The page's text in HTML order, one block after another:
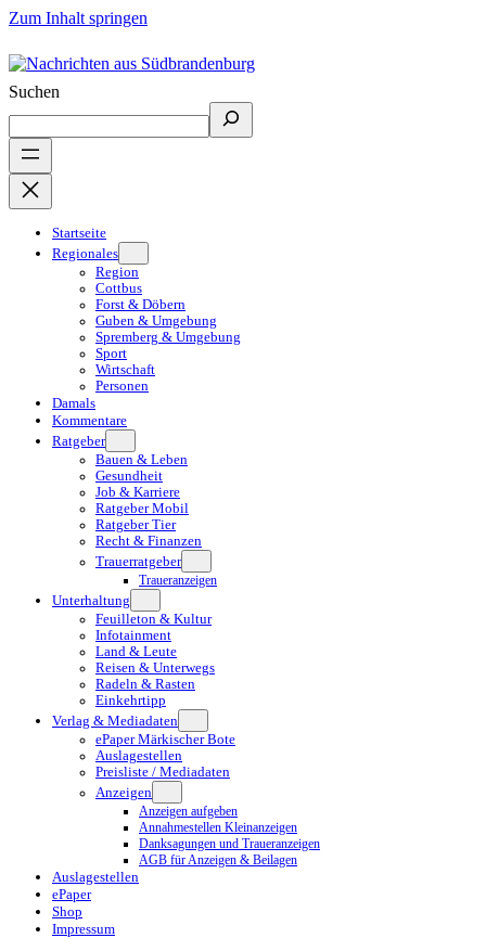
Zum Inhalt springen
Suchen
Startseite
Regionales
Region
Cottbus
Forst & Döbern
Guben & Umgebung
Spremberg & Umgebung
Sport
Wirtschaft
Personen
Damals
Kommentare
Ratgeber
Bauen & Leben
Gesundheit
Job & Karriere
Ratgeber Mobil
Ratgeber Tier
Recht & Finanzen
Trauerratgeber
Traueranzeigen
Unterhaltung
Feuilleton & Kultur
Infotainment
Land & Leute
Reisen & Unterwegs
Radeln & Rasten
Einkehrtipp
Verlag & Mediadaten
ePaper Märkischer Bote
Auslagestellen
Preisliste / Mediadaten
Anzeigen
Anzeigen aufgeben
Annahmestellen Kleinanzeigen
Danksagungen und Traueranzeigen
AGB für Anzeigen & Beilagen
Auslagestellen
ePaper
Shop
Impressum